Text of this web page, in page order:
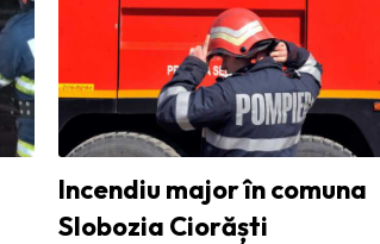
Incendiu major în comuna
Slobozia Ciorăști